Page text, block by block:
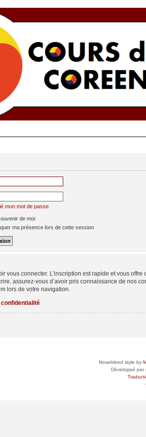
mon mot de passe
de moi
ma présence lors de cette session
vous connecter. L’inscription est rapide et vous
assurez-vous d’avoir pris connaissance de nos
lors de votre navigation.
confidentialité
Nosebleed style by
Développé par